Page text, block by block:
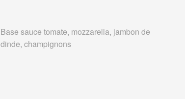
Base sauce tomate, mozzarella, jambon de
dinde, champignons